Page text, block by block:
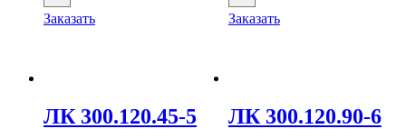
Заказать
Заказать
ЛК 300.120.45-5 ЛК 300.120.90-6